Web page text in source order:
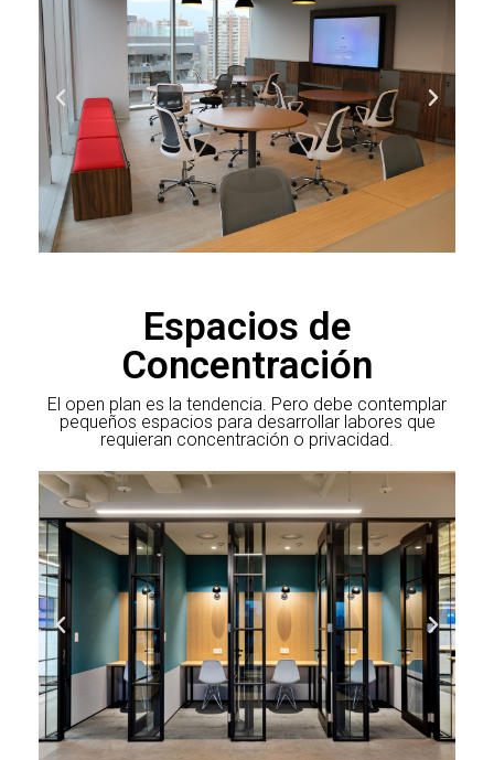
Espacios de
Concentración
El open plan es la tendencia. Pero debe contemplar
pequeños espacios para desarrollar labores que
requieran concentración o privacidad.